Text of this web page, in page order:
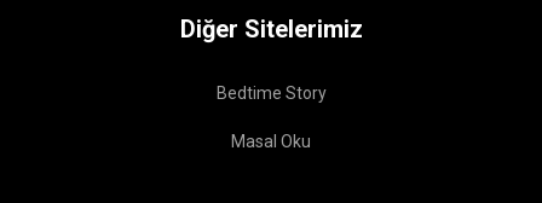
Diğer Sitelerimiz
Bedtime Story
Masal Oku